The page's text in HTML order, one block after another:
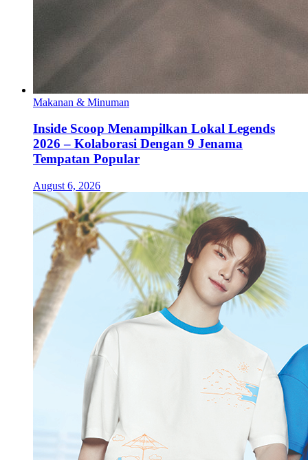
Makanan & Minuman
Inside Scoop Menampilkan Lokal Legends
2026 – Kolaborasi Dengan 9 Jenama
Tempatan Popular
August 6, 2026